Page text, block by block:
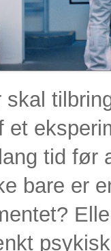
skal
et
tid før
bare er